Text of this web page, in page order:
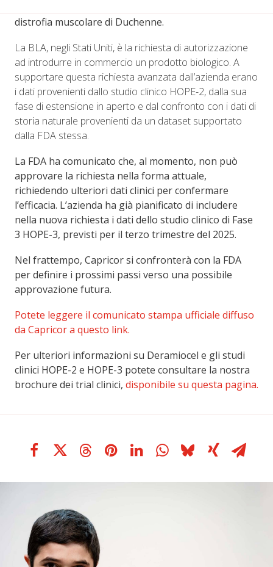
distrofia muscolare di Duchenne.
La BLA, negli Stati Uniti, è la richiesta di autorizzazione
ad introdurre in commercio un prodotto biologico. A
supportare questa richiesta avanzata dall’azienda erano
i dati provenienti dallo studio clinico HOPE-2, dalla sua
fase di estensione in aperto e dal confronto con i dati di
storia naturale provenienti da un dataset supportato
dalla FDA stessa.
La FDA ha comunicato che, al momento, non può
approvare la richiesta nella forma attuale,
richiedendo ulteriori dati clinici per confermare
l’efficacia. L’azienda ha già pianificato di includere
nella nuova richiesta i dati dello studio clinico di Fase
3 HOPE-3, previsti per il terzo trimestre del 2025.
Nel frattempo, Capricor si confronterà con la FDA
per definire i prossimi passi verso una possibile
approvazione futura.
Potete leggere il comunicato stampa ufficiale diffuso
da Capricor a questo link.
Per ulteriori informazioni su Deramiocel e gli studi
clinici HOPE-2 e HOPE-3 potete consultare la nostra
brochure dei trial clinici, disponibile su questa pagina.